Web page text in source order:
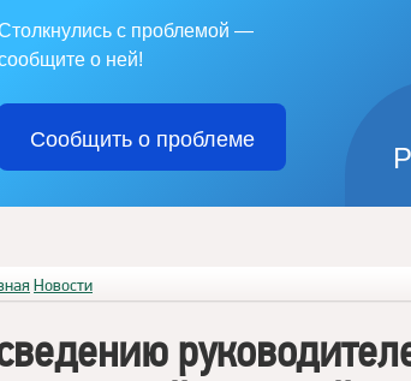
с проблемой —
о ней!
Сообщить о проблеме
Новости